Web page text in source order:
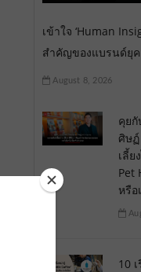
เข้าใจ ‘Human
สำคัญของแบรนด์ยุ
August 8, 2026
คุย
ศิษ
เลี้ย
Pet
หรือ
10